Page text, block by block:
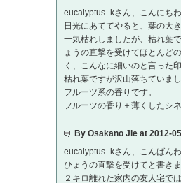
eucalyptus_kさん、こんにち
日光にあててやると、葉の大
一気枯れしましたが、枯れ葉
ょうの直撃を受けてほとんど
く、こんなに細いのと言った
枯れ葉ですが沢山落ちていま
フルーツ系の香りです。
フルーツの香り＋薄くしたシ
By Osakano Jie at 2012-
eucalyptus_kさん、こんばん
ひょうの直撃を受けてと書き
２キロ離れた家内の友人宅で